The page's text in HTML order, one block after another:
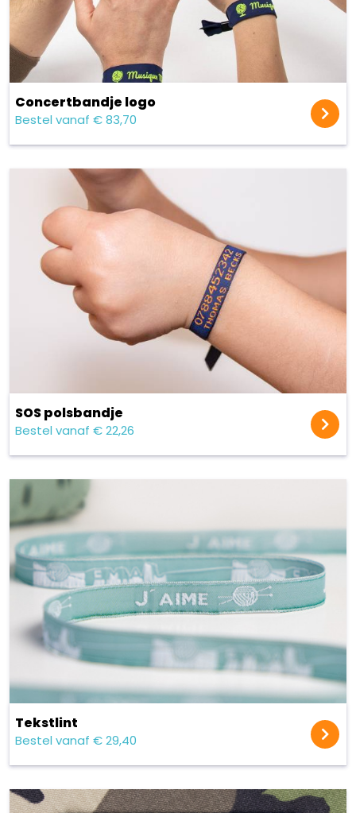
Concert​bandje logo
Bestel vanaf € 83,70
SOS polsbandje
Bestel vanaf € 22,26
Tekstlint
Bestel vanaf € 29,40